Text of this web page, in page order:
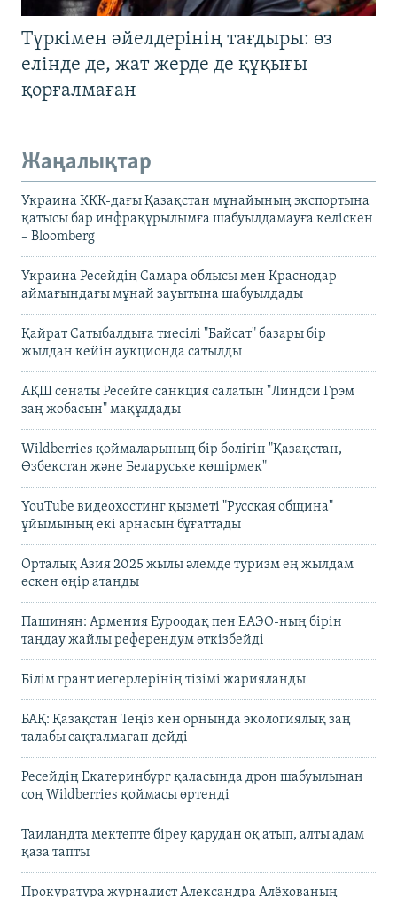
Түркімен әйелдерінің тағдыры: өз
елінде де, жат жерде де құқығы
қорғалмаған
Жаңалықтар
Украина КҚК-дағы Қазақстан мұнайының экспортына
қатысы бар инфрақұрылымға шабуылдамауға келіскен
– Bloomberg
Украина Ресейдің Самара облысы мен Краснодар
аймағындағы мұнай зауытына шабуылдады
Қайрат Сатыбалдыға тиесілі "Байсат" базары бір
жылдан кейін аукционда сатылды
АҚШ сенаты Ресейге санкция салатын "Линдси Грэм
заң жобасын" мақұлдады
Wildberries қоймаларының бір бөлігін "Қазақстан,
Өзбекстан және Беларуське көшірмек"
YouTube видеохостинг қызметі "Русская община"
ұйымының екі арнасын бұғаттады
Орталық Азия 2025 жылы әлемде туризм ең жылдам
өскен өңір атанды
Пашинян: Армения Еуроодақ пен ЕАЭО-ның бірін
таңдау жайлы референдум өткізбейді
Білім грант иегерлерінің тізімі жарияланды
БАҚ: Қазақстан Теңіз кен орнында экологиялық заң
талабы сақталмаған дейді
Ресейдің Екатеринбург қаласында дрон шабуылынан
соң Wildberries қоймасы өртенді
Таиландта мектепте біреу қарудан оқ атып, алты адам
қаза тапты
Прокуратура журналист Александра Алёхованың